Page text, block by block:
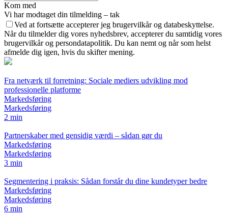
Kom med
Vi har modtaget din tilmelding – tak
Ved at fortsætte accepterer jeg brugervilkår og databeskyttelse.
Når du tilmelder dig vores nyhedsbrev, accepterer du samtidig vores
brugervilkår og persondatapolitik. Du kan nemt og når som helst
afmelde dig igen, hvis du skifter mening.
Fra netværk til forretning: Sociale mediers udvikling mod
professionelle platforme
Markedsføring
Markedsføring
2 min
Partnerskaber med gensidig værdi – sådan gør du
Markedsføring
Markedsføring
3 min
Segmentering i praksis: Sådan forstår du dine kundetyper bedre
Markedsføring
Markedsføring
6 min